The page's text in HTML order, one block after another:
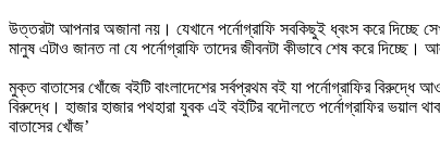
উত্তরটা আপনার অজানা নয়। যেখানে পর্নোগ্রাফি সবকিছুই ধ্বংস করে দিচ্ছে
মানুষ এটাও জানত না যে পর্নোগ্রাফি তাদের জীবনটা কীভাবে শেষ করে
মুক্ত বাতাসের খোঁজে বইটি বাংলাদেশের সর্বপ্রথম বই যা পর্নোগ্রাফির
বিরুদ্ধে। হাজার হাজার পথহারা যুবক এই বইটির বদৌলতে পর্নোগ্রাফির ভয়াল
বাতাসের খোঁজ’